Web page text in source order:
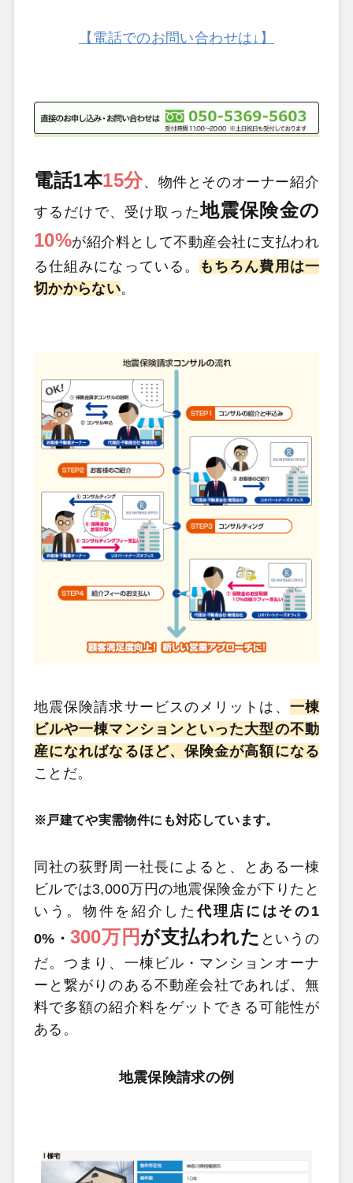
【電話でのお問い合わせは↓】
電話1本15分、物件とそのオーナー紹介
するだけで、受け取った地震保険金の
10%が紹介料として不動産会社に支払われ
る仕組みになっている。
もちろん費用は一
切かからない。
地震保険請求サービスのメリットは、 一棟
ビルや一棟マンションといった大型の不動
産になればなるほど、保険金が高額になる
ことだ。
※戸建てや実需物件にも対応しています。
同社の荻野周一社長によると、とある一棟
ビルでは3,000万円の地震保険金が下りたと
いう。物件を紹介した代理店にはその1
0%・ 300万円が支払われた というの
だ。つまり、一棟ビル・マンションオーナ
ーと繋がりのある不動産会社であれば、無
料で多額の紹介料をゲットできる可能性が
ある。
地震保険請求の例